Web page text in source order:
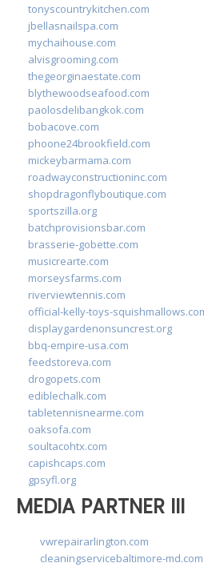
tonyscountrykitchen.com
jbellasnailspa.com
mychaihouse.com
alvisgrooming.com
thegeorginaestate.com
blythewoodseafood.com
paolosdelibangkok.com
bobacove.com
phoone24brookfield.com
mickeybarmama.com
roadwayconstructioninc.com
shopdragonflyboutique.com
sportszilla.org
batchprovisionsbar.com
brasserie-gobette.com
musicrearte.com
morseysfarms.com
riverviewtennis.com
official-kelly-toys-
displaygardenonsuncrest.org
bbq-empire-usa.com
feedstoreva.com
drogopets.com
ediblechalk.com
tabletennisnearme.com
oaksofa.com
soultacohtx.com
capishcaps.com
gpsyfl.org
MEDIA PARTNER III
vwrepairarlington.com
cleaningservicebaltimore-md.com